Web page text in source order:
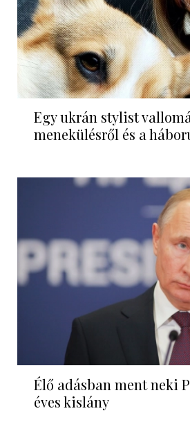
Egy ukrán stylist
menekülésről és a
Élő adásban ment neki
éves kislány